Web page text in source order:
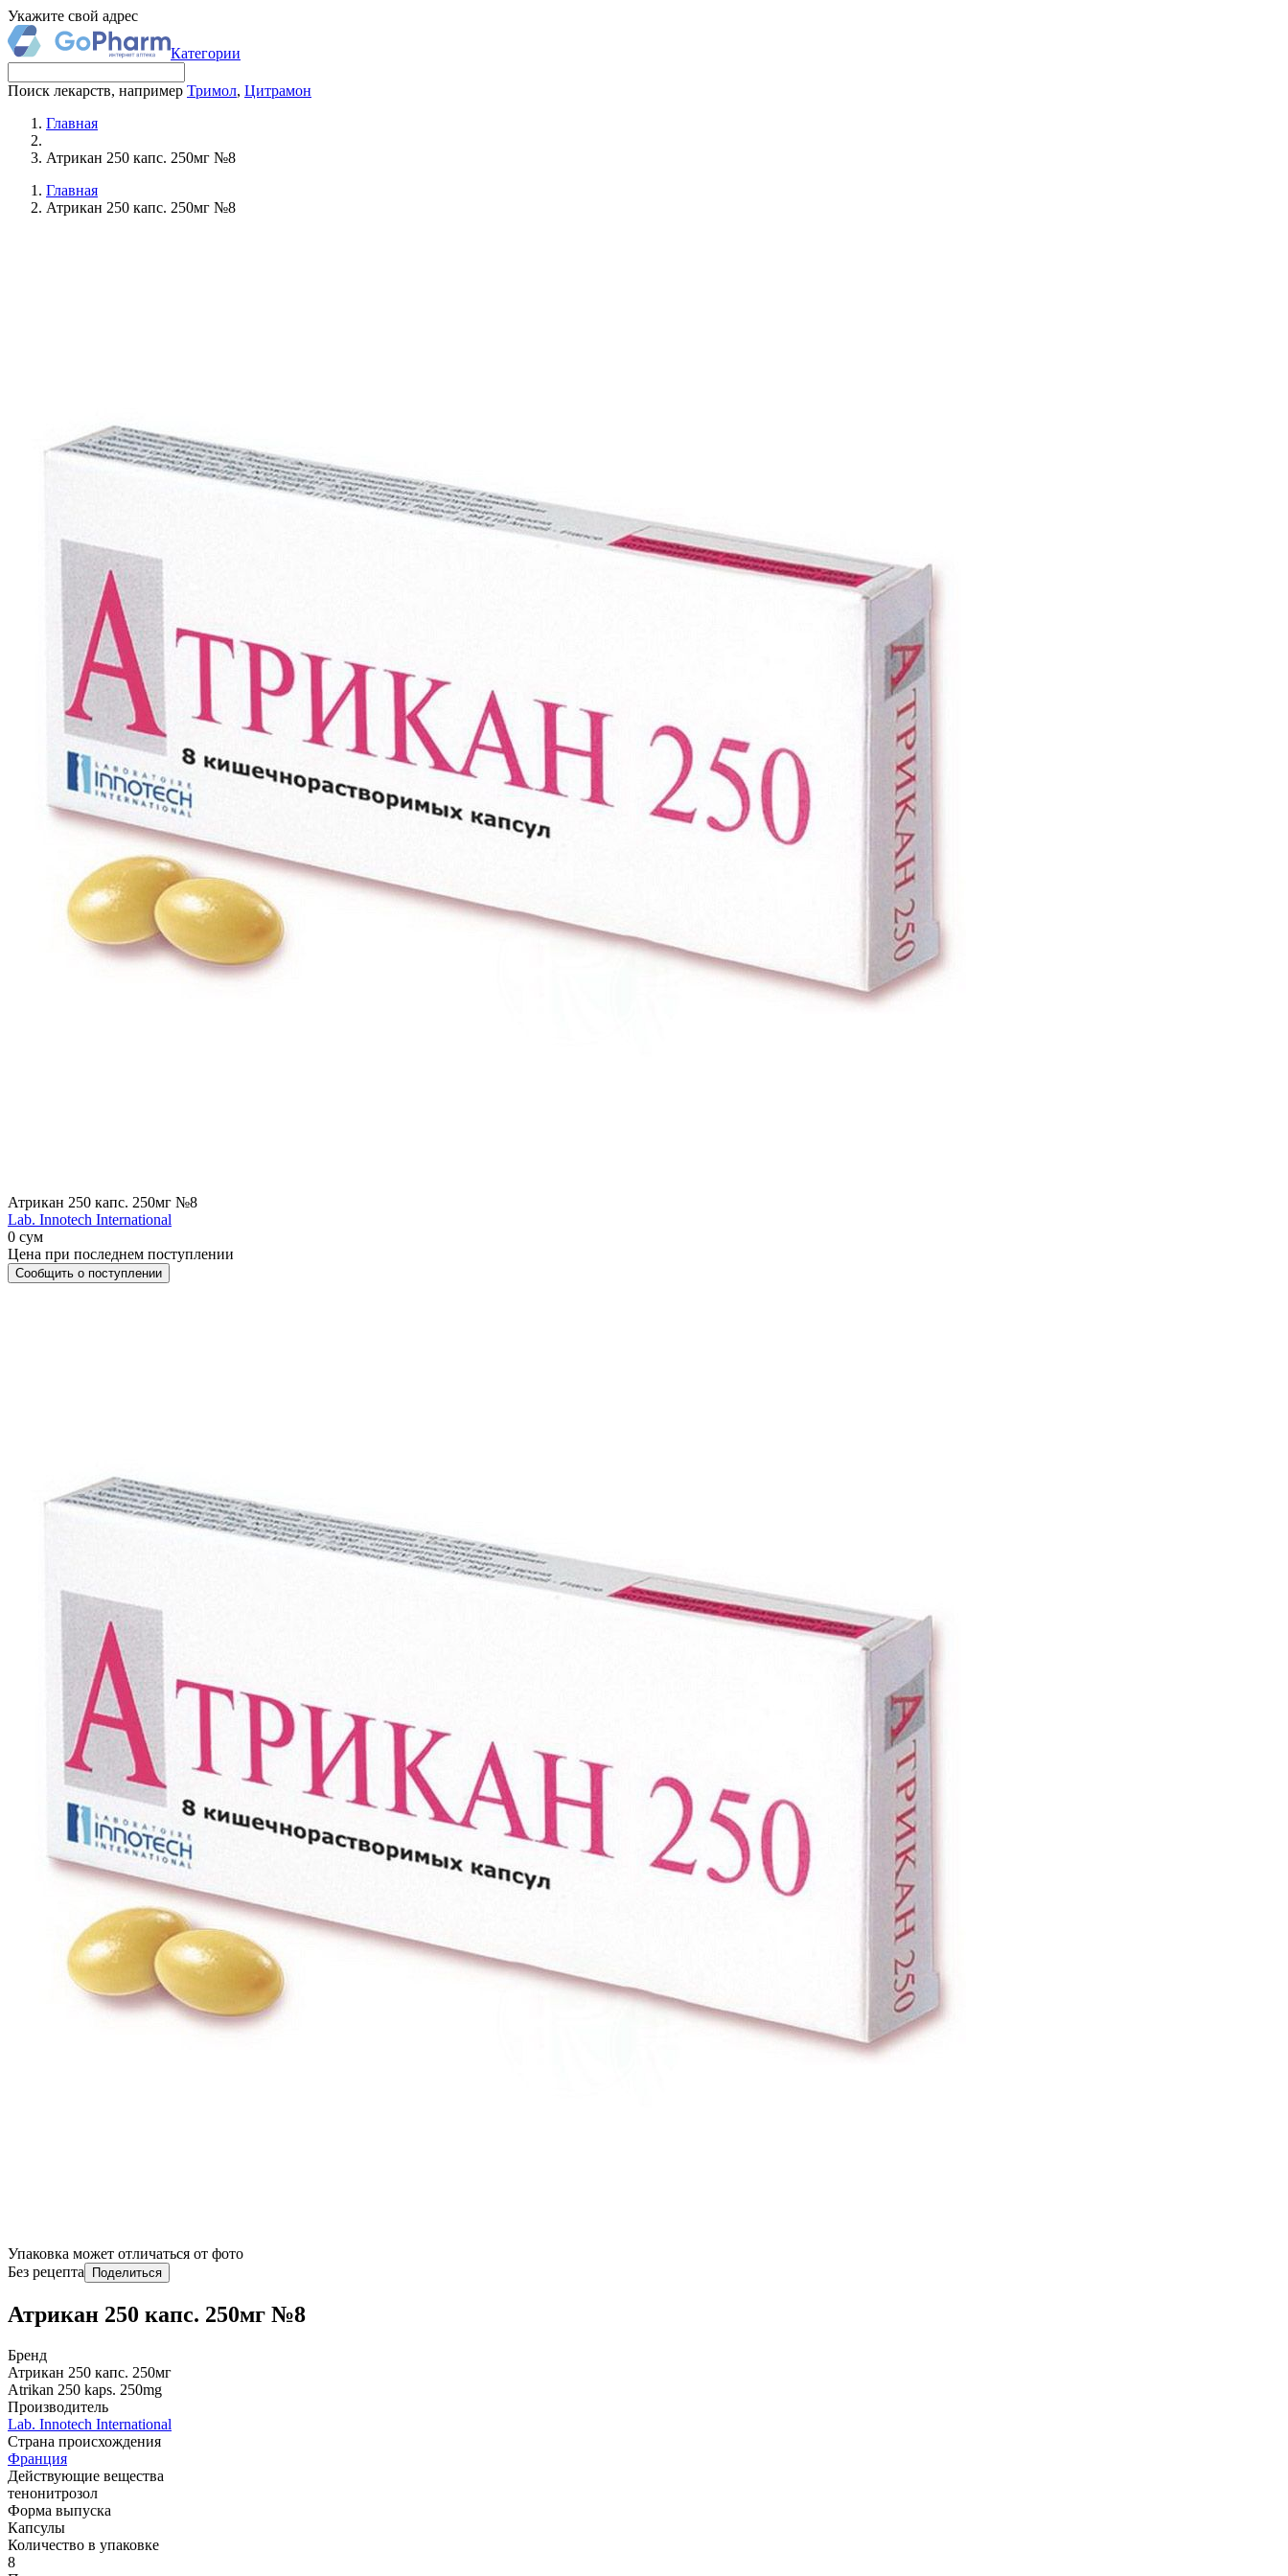
Укажите свой адрес
Категории
Поиск лекарств, например Тримол, Цитрамон
Главная
Атрикан 250 капс. 250мг №8
Главная
Атрикан 250 капс. 250мг №8
Атрикан 250 капс. 250мг №8
Lab. Innotech International
0 сум
Цена при последнем поступлении
Сообщить о поступлении
Упаковка может отличаться от фото
Без рецепта
Поделиться
Атрикан 250 капс. 250мг №8
Бренд
Атрикан 250 капс. 250мг
Atrikan 250 kaps. 250mg
Производитель
Lab. Innotech International
Страна происхождения
Франция
Действующие вещества
тенонитрозол
Форма выпуска
Капсулы
Количество в упаковке
8